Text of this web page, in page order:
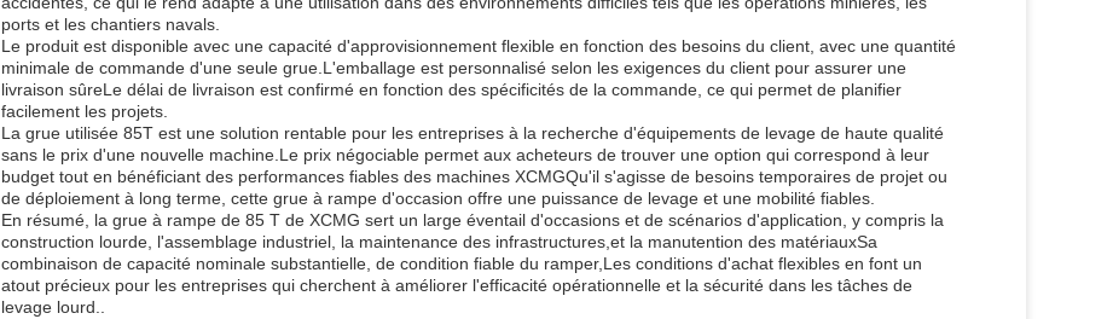
ports et les chantiers navals.
Le produit est disponible avec une capacité d'approvisionnement flexible en fonction des besoins du client, avec une quantité
minimale de commande d'une seule grue.L'emballage est personnalisé selon les exigences du client pour assurer une
livraison sûreLe délai de livraison est confirmé en fonction des spécificités de la commande, ce qui permet de planifier
facilement les projets.
La grue utilisée 85T est une solution rentable pour les entreprises à la recherche d'équipements de levage de haute qualité
sans le prix d'une nouvelle machine.Le prix négociable permet aux acheteurs de trouver une option qui correspond à leur
budget tout en bénéficiant des performances fiables des machines XCMGQu'il s'agisse de besoins temporaires de projet ou
de déploiement à long terme, cette grue à rampe d'occasion offre une puissance de levage et une mobilité fiables.
En résumé, la grue à rampe de 85 T de XCMG sert un large éventail d'occasions et de scénarios d'application, y compris la
construction lourde, l'assemblage industriel, la maintenance des infrastructures,et la manutention des matériauxSa
combinaison de capacité nominale substantielle, de condition fiable du ramper,Les conditions d'achat flexibles en font un
atout précieux pour les entreprises qui cherchent à améliorer l'efficacité opérationnelle et la sécurité dans les tâches de
levage lourd..